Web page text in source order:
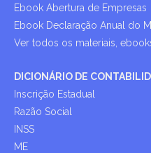
Ebook Abertura de Empresas
Ebook Declaração Anual do
Ver todos os materiais,
DICIONÁRIO DE
Inscrição Estadual
Razão Social
INSS
ME